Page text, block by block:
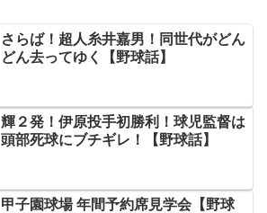
さらば！超人糸井嘉男！同世代がどん
どん去ってゆく【野球話】
輝２発！伊原投手初勝利！球児監督は
頭部死球にブチギレ！【野球話】
甲子園球場 年間予約席見学会【野球